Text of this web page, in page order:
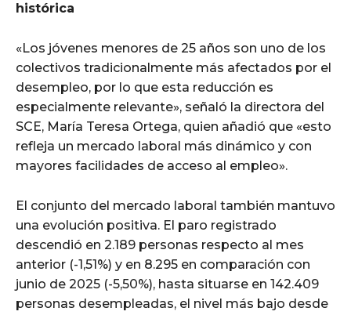
histórica
«Los jóvenes menores de 25 años son uno de los
colectivos tradicionalmente más afectados por el
desempleo, por lo que esta reducción es
especialmente relevante», señaló la directora del
SCE, María Teresa Ortega, quien añadió que «esto
refleja un mercado laboral más dinámico y con
mayores facilidades de acceso al empleo».
El conjunto del mercado laboral también mantuvo
una evolución positiva. El paro registrado
descendió en 2.189 personas respecto al mes
anterior (-1,51%) y en 8.295 en comparación con
junio de 2025 (-5,50%), hasta situarse en 142.409
personas desempleadas, el nivel más bajo desde